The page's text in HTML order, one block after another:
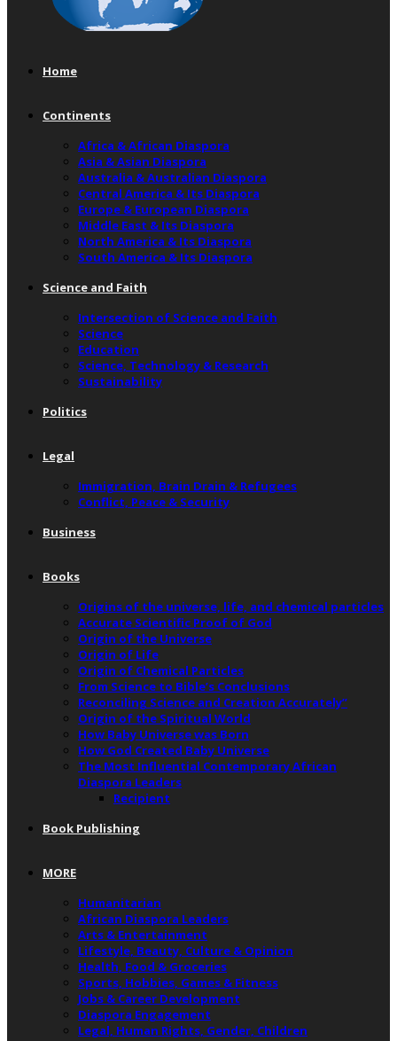
Home
Continents
Africa & African Diaspora
Asia & Asian Diaspora
Australia & Australian Diaspora
Central America & Its Diaspora
Europe & European Diaspora
Middle East & Its Diaspora
North America & Its Diaspora
South America & Its Diaspora
Science and Faith
Intersection of Science and Faith
Science
Education
Science, Technology & Research
Sustainability
Politics
Legal
Immigration, Brain Drain & Refugees
Conflict, Peace & Security
Business
Books
Origins of the universe, life, and chemical particles
Accurate Scientific Proof of God
Origin of the Universe
Origin of Life
Origin of Chemical Particles
From Science to Bible’s Conclusions
Reconciling Science and Creation Accurately”
Origin of the Spiritual World
How Baby Universe was Born
How God Created Baby Universe
The Most Influential Contemporary African
Diaspora Leaders
Recipient
Book Publishing
MORE
Humanitarian
African Diaspora Leaders
Arts & Entertainment
Lifestyle, Beauty, Culture & Opinion
Health, Food & Groceries
Sports, Hobbies, Games & Fitness
Jobs & Career Development
Diaspora Engagement
Legal, Human Rights, Gender, Children